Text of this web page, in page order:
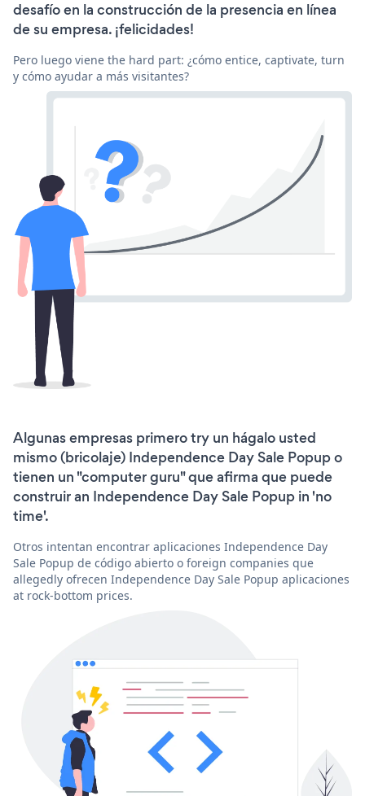
desafío en la construcción de la presencia en línea
de su empresa. ¡felicidades!
Pero luego viene the hard part: ¿cómo entice, captivate, turn
y cómo ayudar a más visitantes?
Algunas empresas primero try un hágalo usted
mismo (bricolaje) Independence Day Sale Popup o
tienen un "computer guru" que afirma que puede
construir an Independence Day Sale Popup in 'no
time'.
Otros intentan encontrar aplicaciones Independence Day
Sale Popup de código abierto o foreign companies que
allegedly ofrecen Independence Day Sale Popup aplicaciones
at rock-bottom prices.